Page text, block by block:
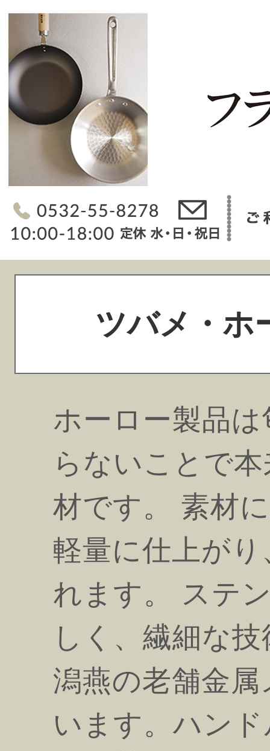
ツバメ・ホ
ホーロー製品
らないことで
材です。 素材
軽量に仕上が
れます。 ステ
しく、繊細な
潟燕の老舗金
います。ハン